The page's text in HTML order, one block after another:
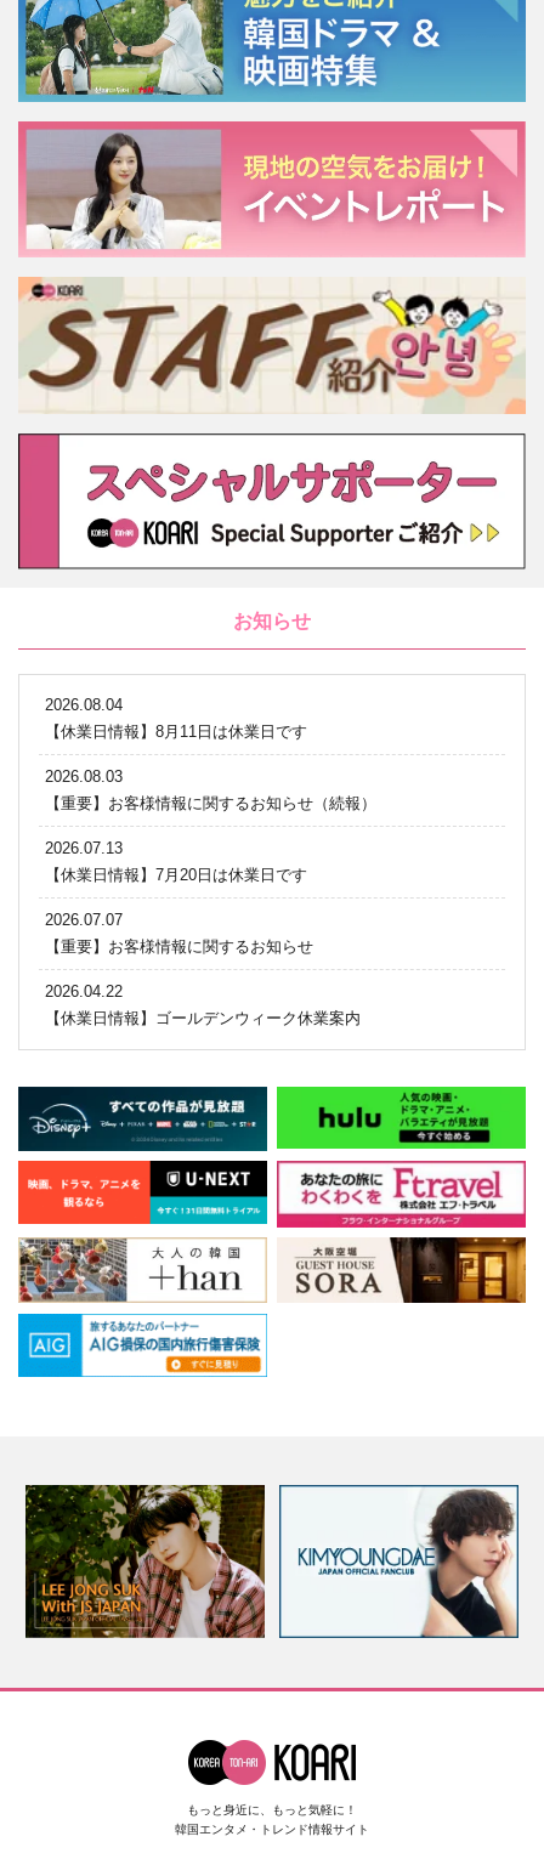
お知らせ
2026.08.04
【休業日情報】8月11日は休業日です
2026.08.03
【重要】お客様情報に関するお知らせ（続報）
2026.07.13
【休業日情報】7月20日は休業日です
2026.07.07
【重要】お客様情報に関するお知らせ
2026.04.22
【休業日情報】ゴールデンウィーク休業案内
もっと身近に、もっと気軽に！
韓国エンタメ・トレンド情報サイト